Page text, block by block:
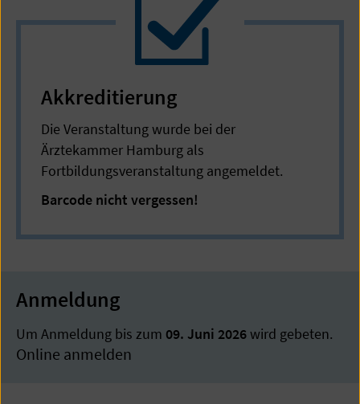
Akkreditierung
Die Veranstaltung wurde bei der
Ärztekammer Hamburg als
Fortbildungsveranstaltung angemeldet.
Barcode nicht vergessen!
Anmeldung
Um Anmeldung bis zum 09. Juni 2026wird gebeten.
Online anmelden